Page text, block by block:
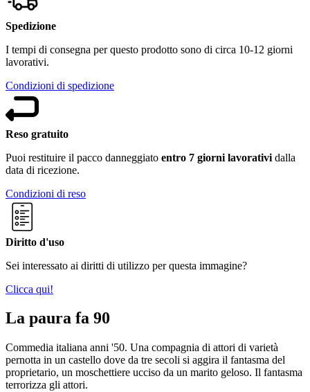
Spedizione
I tempi di consegna per questo prodotto sono di circa 10-12 giorni
lavorativi.
Condizioni di spedizione
Reso gratuito
Puoi restituire il pacco danneggiato entro 7 giorni lavorativi dalla
data di ricezione.
Condizioni di reso
Diritto d'uso
Sei interessato ai diritti di utilizzo per questa immagine?
Clicca qui!
La paura fa 90
Commedia italiana anni '50. Una compagnia di attori di varietà
pernotta in un castello dove da tre secoli si aggira il fantasma del
proprietario, un moschettiere ucciso da un marito geloso. Il fantasma
terrorizza gli attori.